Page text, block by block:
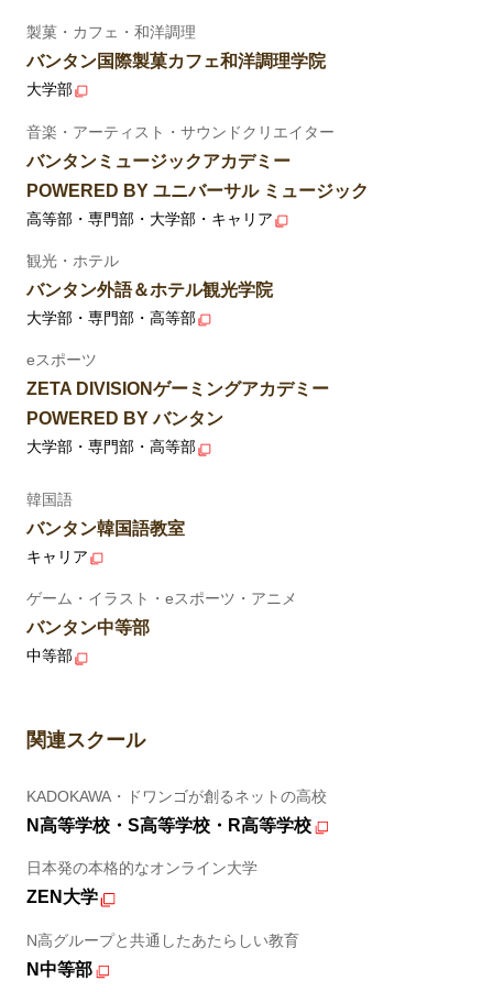
製菓・カフェ・和洋調理
バンタン国際製菓カフェ和洋調理学院
大学部
音楽・アーティスト・サウンドクリエイター
バンタンミュージックアカデミー
POWERED BY ユニバーサル ミュージック
高等部・専門部・大学部・キャリア
観光・ホテル
バンタン外語＆ホテル観光学院
大学部・専門部・高等部
eスポーツ
ZETA DIVISIONゲーミングアカデミー
POWERED BY バンタン
大学部・専門部・高等部
韓国語
バンタン韓国語教室
キャリア
ゲーム・イラスト・eスポーツ・アニメ
バンタン中等部
中等部
関連スクール
KADOKAWA・ドワンゴが創るネットの高校
N高等学校・S高等学校・R高等学校
日本発の本格的なオンライン大学
ZEN大学
N高グループと共通したあたらしい教育
N中等部